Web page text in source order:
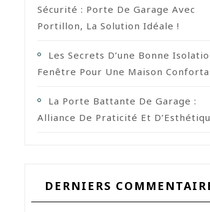
Sécurité : Porte De Garage Avec
Portillon, La Solution Idéale !
Les Secrets D’une Bonne
Fenêtre Pour Une Maison
La Porte Battante De Garage :
Alliance De Praticité Et
DERNIERS